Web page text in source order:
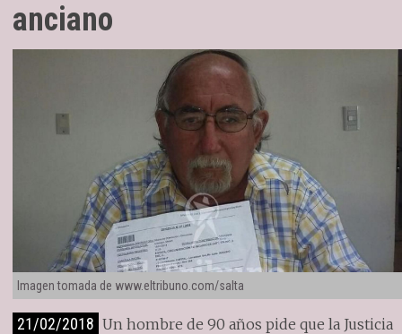
anciano
Imagen tomada de www.eltribuno.com/salta
21/02/2018 Un hombre de 90 años pide que la Justicia